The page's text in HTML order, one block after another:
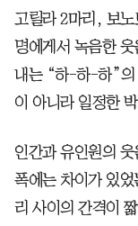
고릴라 2마리, 보
명에게서 녹음한
내는 “하-하-하”의
이 아니라 일정한
인간과 유인원의
폭에는 차이가 있
리 사이의 간격이